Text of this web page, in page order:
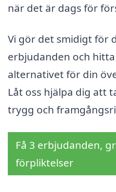
när det är dags för
Vi gör det smidigt för
erbjudanden och
alternativet för din
Låt oss hjälpa dig att
trygg och
Få 3 erbjudanden,
förpliktelser